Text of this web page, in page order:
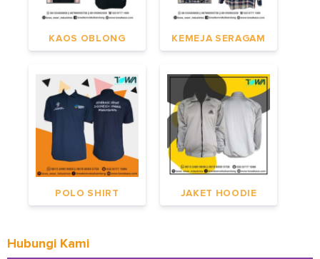
KAOS OBLONG KEMEJA SERAGAM
POLO SHIRT JAKET HOODIE
Hubungi Kami